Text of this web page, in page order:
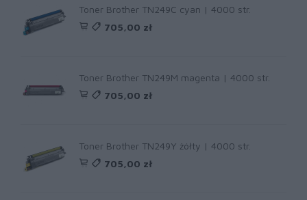
Toner Brother TN249C cyan | 4000 str.
705,00 zł
Toner Brother TN249M magenta | 4000 str.
705,00 zł
Toner Brother TN249Y żółty | 4000 str.
705,00 zł